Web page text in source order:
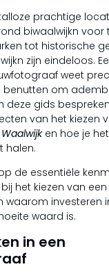
prachtige
biwaalwijkn voor
tot historische
zijn eindeloos.
weet
benutten om
deze gids
van het kiezen
en hoe je
halen.
de essentiële
het kiezen van een
waarom investeren
waard is.
in een